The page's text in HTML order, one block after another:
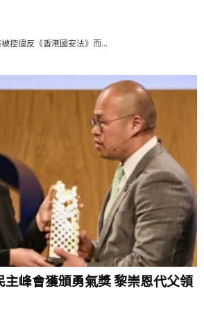
控違反《香港國安法》而...
峰會獲頒勇氣獎 黎崇恩代父領